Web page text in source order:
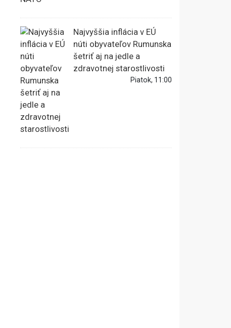
Najvyššia inflácia v EÚ
núti obyvateľov Rumunska
šetriť aj na jedle a
zdravotnej starostlivosti
Piatok, 11:00